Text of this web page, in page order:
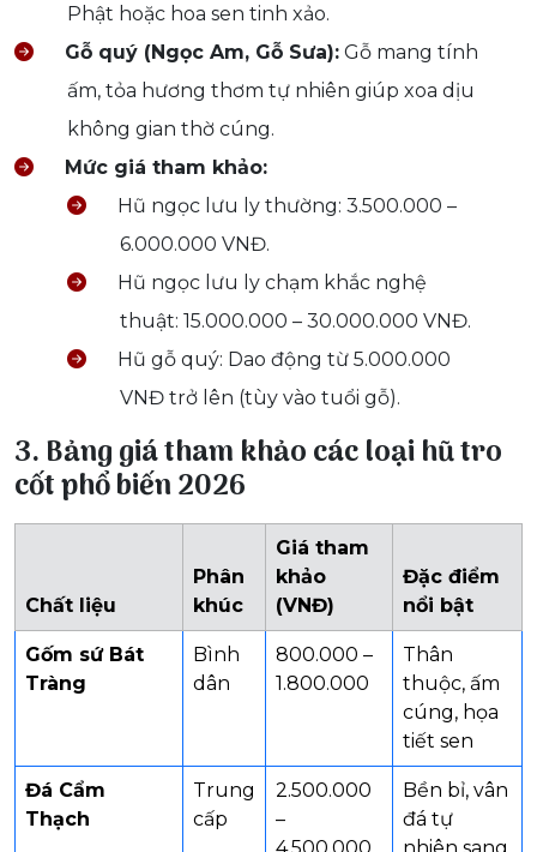
Phật hoặc hoa sen tinh xảo.
Gỗ quý (Ngọc Am, Gỗ Sưa): Gỗ mang tính
ấm, tỏa hương thơm tự nhiên giúp xoa dịu
không gian thờ cúng.
Mức giá tham khảo:
Hũ ngọc lưu ly thường: 3.500.000 –
6.000.000 VNĐ.
Hũ ngọc lưu ly chạm khắc nghệ
thuật: 15.000.000 – 30.000.000 VNĐ.
Hũ gỗ quý: Dao động từ 5.000.000
VNĐ trở lên (tùy vào tuổi gỗ).
3. Bảng giá tham khảo các loại hũ tro
cốt phổ biến 2026
Chất liệu
Phân
khúc
Giá tham
khảo
(VNĐ)
Đặc điểm
nổi bật
Gốm sứ Bát
Tràng
Bình
dân
800.000 –
1.800.000
Thân
thuộc, ấm
cúng, họa
tiết sen
Đá Cẩm
Thạch
Trung
cấp
2.500.000
–
4.500.000
Bền bỉ, vân
đá tự
nhiên sang